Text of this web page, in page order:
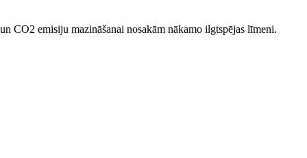
CO2 emisiju mazināšanai nosakām nākamo ilgtspējas līmeni.